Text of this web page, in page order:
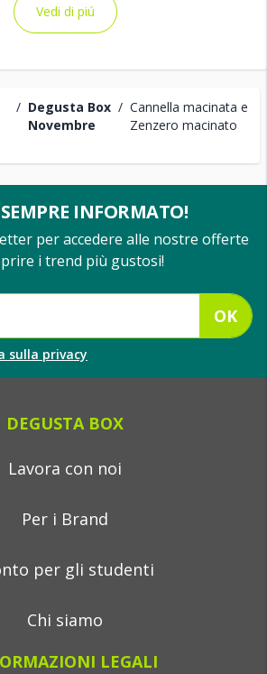
/ Degusta Box
Novembre
/ Cannella macinata e
Zenzero macinato
Vedi di piú
INFORMATO!
per accedere alle nostre offerte
i trend più gustosi!
OK
sulla privacy
DEGUSTA BOX
Lavora con noi
Per i Brand
per gli studenti
Chi siamo
LEGALI